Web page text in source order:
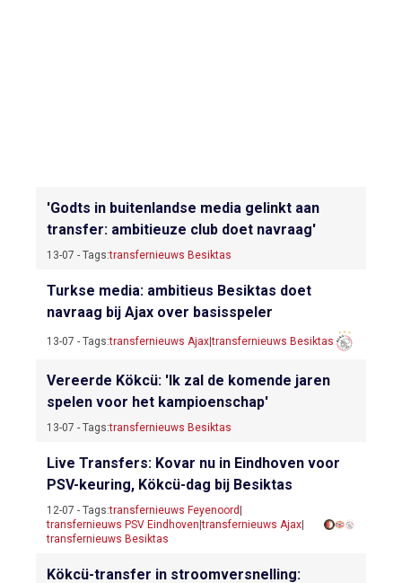
'Godts in buitenlandse media gelinkt aan
transfer: ambitieuze club doet navraag'
13-07 - Tags:transfernieuws Besiktas
Turkse media: ambitieus Besiktas doet
navraag bij Ajax over basisspeler
13-07 - Tags:transfernieuws Ajax|transfernieuws Besiktas
Vereerde Kökcü: 'Ik zal de komende jaren
spelen voor het kampioenschap'
13-07 - Tags:transfernieuws Besiktas
Live Transfers: Kovar nu in Eindhoven voor
PSV-keuring, Kökcü-dag bij Besiktas
12-07 - Tags:transfernieuws Feyenoord
transfernieuws PSV Eindhoven |transfernieuws Ajax
transfernieuws Besiktas
Kökcü-transfer in stroomversnelling: